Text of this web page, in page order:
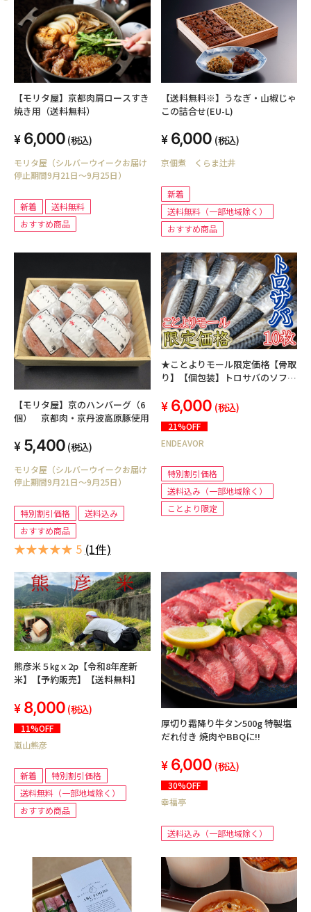
【モリタ屋】京都肉肩ロースすき
焼き用（送料無料）
6,000 (税込)
モリタ屋（シルバーウイークお届け
停止期間9月21日～9月25日）
新着
送料無料
おすすめ商品
【送料無料※】うなぎ・山椒じゃ
この詰合せ(EU-L)
6,000 (税込)
京佃煮 くらま辻井
新着
送料無料（一部地域除く）
おすすめ商品
【モリタ屋】京のハンバーグ（6
個） 京都肉・京丹波高原豚使用
5,400 (税込)
モリタ屋（シルバーウイークお届け
停止期間9月21日～9月25日）
特別割引価格
送料込み
おすすめ商品
★★★★★ 5 (1件)
★ことよりモール限定価格【骨取
り】【個包装】トロサバのソフト
6,000 (税込)
21%OFF
ENDEAVOR
特別割引価格
送料込み（一部地域除く）
ことより限定
熊彦米５㎏ｘ2p【令和8年産新
米】【予約販売】【送料無料】
8,000 (税込)
11%OFF
嵐山熊彦
新着
特別割引価格
送料無料（一部地域除く）
おすすめ商品
厚切り霜降り牛タン500g 特製塩
だれ付き 焼肉やBBQに!!
6,000 (税込)
30%OFF
幸福亭
送料込み（一部地域除く）